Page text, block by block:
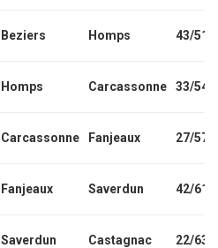
Beziers Homps 43/514
Homps Carcassonne 33/547
Carcassonne Fanjeaux 27/574
Fanjeaux Saverdun 42/616
Saverdun Castagnac 22/638